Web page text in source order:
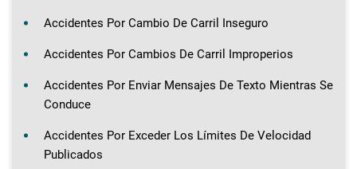
Accidentes Por Cambio De Carril Inseguro
Accidentes Por Cambios De Carril Improperios
Accidentes Por Enviar Mensajes De Texto Mientras Se
Conduce
Accidentes Por Exceder Los Límites De Velocidad
Publicados